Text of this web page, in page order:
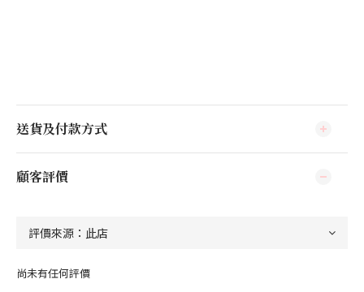
送貨及付款方式
顧客評價
尚未有任何評價